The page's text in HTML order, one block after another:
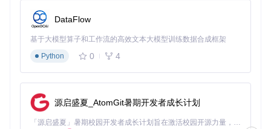
# 安装依赖
sudo apt update && sudo apt install -y build-essential
# 构建并安装
mkdir build && cd build
cmake .. -DROCM_ENABLE_GFX1200=ON
make -j$(
sudo
验证安装
DataFlow
基于大模型算子和工作流的高效文本大模型训练数据合成框架
Python
0 4
源启盛夏_AtomGit暑期开发者成长计划
「源启盛夏」暑期校园开发者成长计划旨在激活校园开源力量，通过积分激励、认证扶持、资源倾斜等形式，引导高校组织和开发者完成「入驻 — 建项目 — 做贡献 — 获认证 — 得资源」的完整闭环。无论你是想带领社团入驻平台的组织者，还是希望用代码贡献证明自己的开发者，都能在这里找到属于你的成长路径。